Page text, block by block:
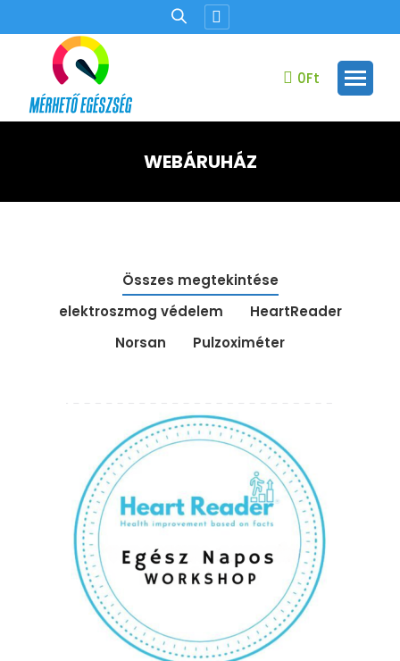
0Ft
WEBÁRUHÁZ
Összes megtekintése
elektroszmog védelem
HeartReader
Norsan
Pulzoximéter